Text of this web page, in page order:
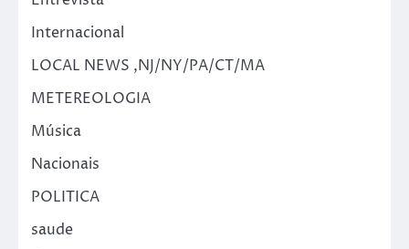
Internacional
LOCAL NEWS ,NJ/NY/PA/CT/MA
METEREOLOGIA
Música
Nacionais
POLITICA
saude